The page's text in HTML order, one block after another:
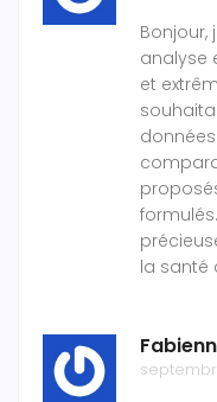
Bonjour,
analyse
et
la santé